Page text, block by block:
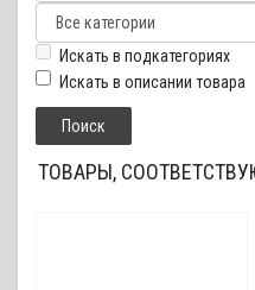
Искать в подкатегориях
Искать в описании товара
ТОВАРЫ,